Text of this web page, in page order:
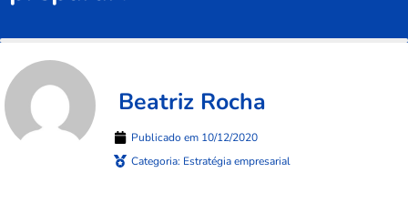
Beatriz Rocha
Publicado em 10/12/2020
Categoria: Estratégia empresarial